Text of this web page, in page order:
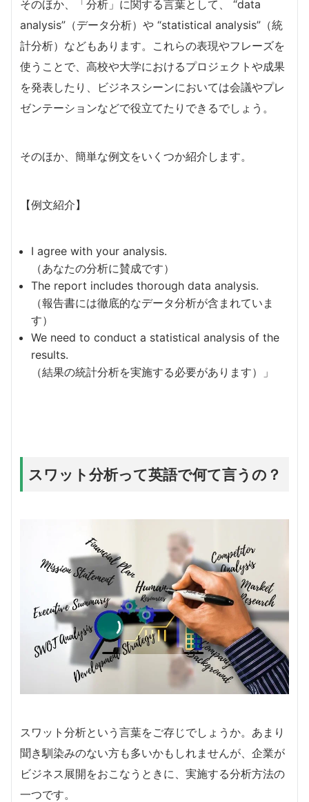
そのほか、「分析」に関する言葉として、 “data
analysis”（データ分析）や “statistical analysis”（統
計分析）などもあります。これらの表現やフレーズを
使うことで、高校や大学におけるプロジェクトや成果
を発表したり、ビジネスシーンにおいては会議やプレ
ゼンテーションなどで役立てたりできるでしょう。
そのほか、簡単な例文をいくつか紹介します。
【例文紹介】
I agree with your analysis.
（あなたの分析に賛成です）
The report includes thorough data analysis.
（報告書には徹底的なデータ分析が含まれていま
す）
We need to conduct a statistical analysis of the
results.
（結果の統計分析を実施する必要があります）」
スワット分析って英語で何て言うの？
スワット分析という言葉をご存じでしょうか。あまり
聞き馴染みのない方も多いかもしれませんが、企業が
ビジネス展開をおこなうときに、実施する分析方法の
一つです。